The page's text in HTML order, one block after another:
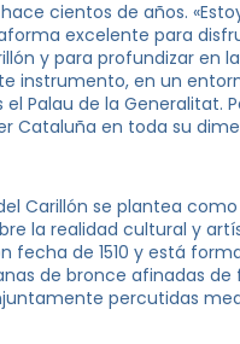
cientos de años.
excelente para
y para profundizar en
instrumento, en un
Palau de la Generalitat.
Cataluña en toda su
Carillón se plantea
la realidad cultural y
fecha de 1510 y está
de bronce afinadas de
percutidas